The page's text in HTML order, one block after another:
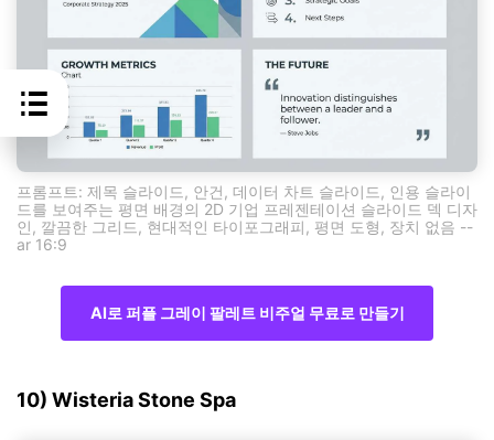
프롬프트: 제목 슬라이드, 안건, 데이터 차트 슬라이드, 인용 슬라이
드를 보여주는 평면 배경의 2D 기업 프레젠테이션 슬라이드 덱 디자
인, 깔끔한 그리드, 현대적인 타이포그래피, 평면 도형, 장치 없음 --
ar 16:9
AI로 퍼플 그레이 팔레트 비주얼 무료로 만들기
10) Wisteria Stone Spa